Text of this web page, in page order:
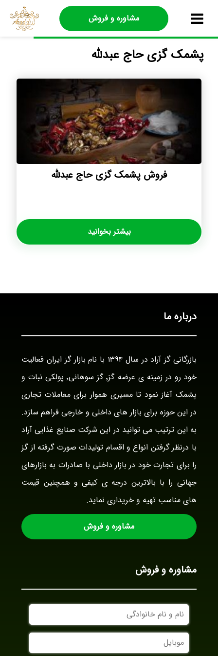
مشاوره و فروش
پشمک گزی حاج عبدلله
فروش پشمک گزی حاج عبدلله
بیشتر بخوانید
درباره ما
بازرگانی گز آراد در سال ۱۳۹۴ با نام بازار گز ایران فعالیت
خود رو در زمینه ی عرضه گز٬ گز سوهانی٬ پولکی نبات و
پشمک آغاز نمود تا مسیری هموار برای معاملات تجاری
در این حوزه برای بازار های داخلی و خارجی فراهم سازد.
به این ترتیب می توانید در این شرکت صنایع غذایی آراد
با درنظر گرفتن انواع و اقسام تولیدات صورت گرفته از گز
را برای تجارت خود در بازار داخلی با صادرات به بازارهای
جهانی را با بالاترین درجه ی کیفی و همچنین قیمت
های مناسب تهیه و خریداری نماید.
مشاوره و فروش
مشاوره و فروش
نام
و
نام
خانوادگی
موبایل